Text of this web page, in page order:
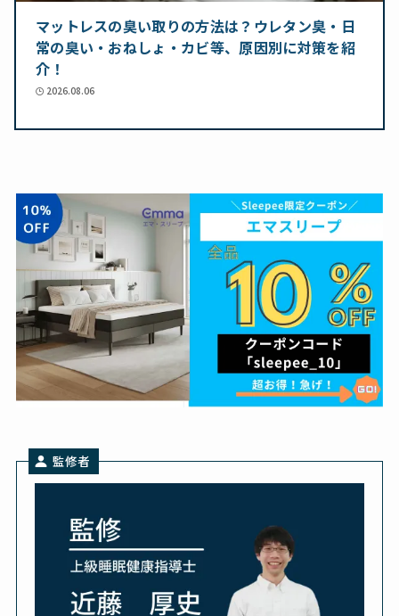
マットレスの臭い取りの方法は？ウレタン臭・日
常の臭い・おねしょ・カビ等、原因別に対策を紹
介！
2026.08.06
監修者